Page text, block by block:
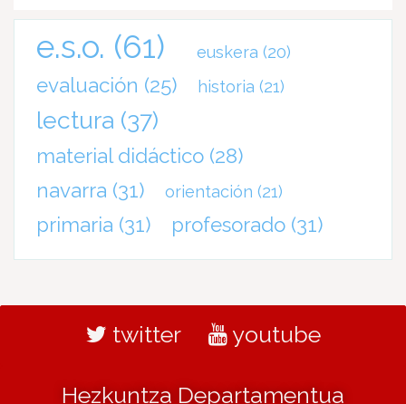
e.s.o. (61) euskera (20)
evaluación (25) historia (21)
lectura (37)
material didáctico (28)
navarra (31) orientación (21)
primaria (31) profesorado (31)
twitter youtube
Hezkuntza Departamentua